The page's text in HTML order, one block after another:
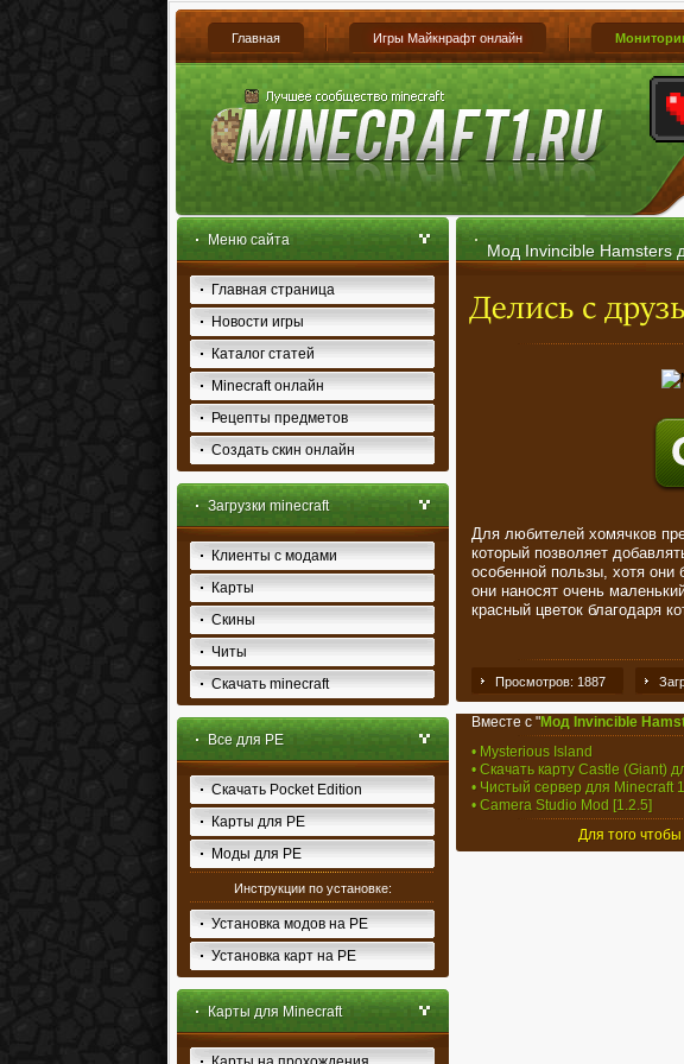
Главная Игры Майкнрафт онлайн
Меню сайта
Главная страница
Новости игры
Каталог статей
Minecraft онлайн
Рецепты предметов
Создать скин онлайн
Загрузки minecraft
Клиенты с модами
Карты
Скины
Читы
Скачать minecraft
Все для PE
Скачать Pocket Edition
Карты для PE
Моды для PE
Инструкции по установке:
Установка модов на PE
Установка карт на PE
Карты для Minecraft
Мод Invincible Hamsters
Для любителей хомячков
который позволяет
особенной пользы, хотя
они наносят очень
красный цветок благодаря
Просмотров: 1887
Вместе с "Мод Invincible
• Mysterious Island
• Скачать карту Castle (Giant)
• Чистый сервер для Minecraft
• Camera Studio Mod [1.2.5]
Для того